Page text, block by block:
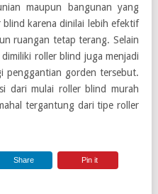
maupun bangunan yang
karena dinilai lebih efektif
ruangan tetap terang. Selain
roller blind juga menjadi
penggantian gorden tersebut.
dari mulai roller blind murah
tergantung dari tipe roller
Share Pin it